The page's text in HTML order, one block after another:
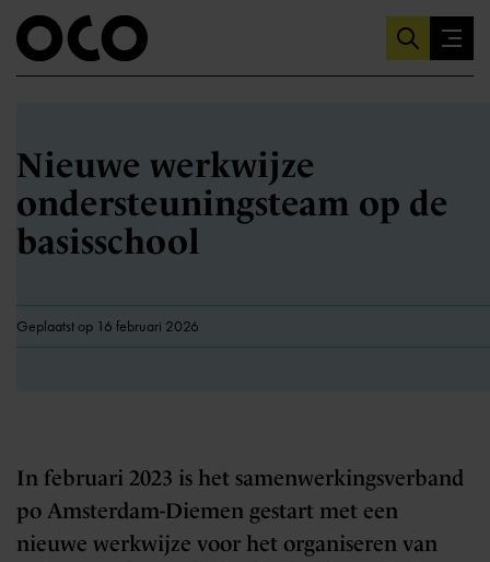
Nieuwe werkwijze
ondersteuningsteam op de
basisschool
Geplaatst op 16 februari 2026
In februari 2023 is het samenwerkingsverband
po Amsterdam-Diemen gestart met een
nieuwe werkwijze voor het organiseren van